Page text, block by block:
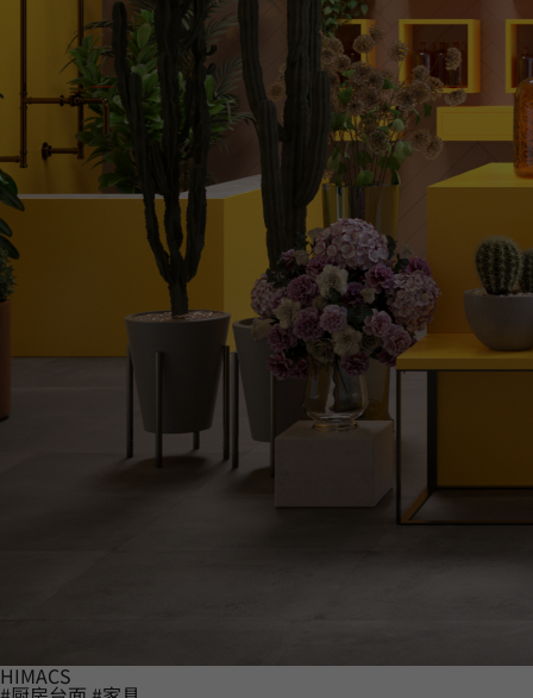
HIMACS